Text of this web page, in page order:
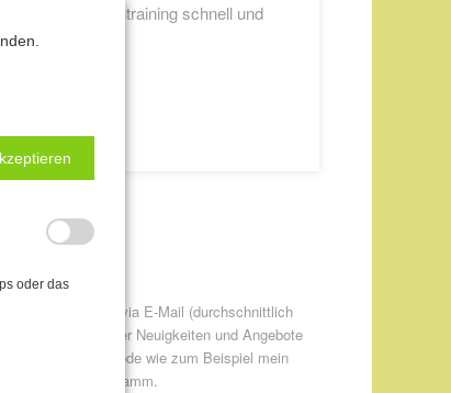
-Beckenbodentraining schnell und
Sie mich via E-Mail (durchschnittlich
pro Monat) über Neuigkeiten und Angebote
- Methode wie zum Beispiel mein
aktuelles Kursprogramm.
oder das